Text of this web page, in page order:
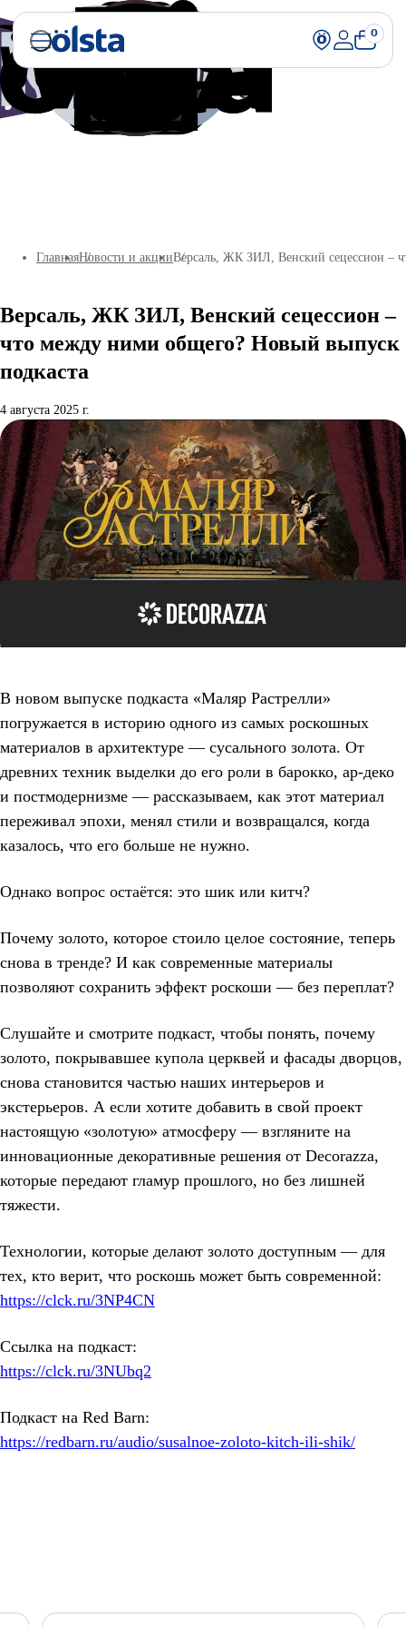
0
ГлавнаяНовости и акцииВерсаль, ЖК ЗИЛ, Венский сецессион –
4 августа 2025 г.
Версаль, ЖК ЗИЛ, Венский сецессион –
что между ними общего? Новый выпуск
подкаста
В новом выпуске подкаста «Маляр Растрелли»
погружается в историю одного из самых роскошных
материалов в архитектуре — сусального золота. От
древних техник выделки до его роли в барокко, ар-деко
и постмодернизме — рассказываем, как этот материал
переживал эпохи, менял стили и возвращался, когда
казалось, что его больше не нужно.
Однако вопрос остаётся: это шик или китч?
Почему золото, которое стоило целое состояние, теперь
снова в тренде? И как современные материалы
позволяют сохранить эффект роскоши — без переплат?
Слушайте и смотрите подкаст, чтобы понять, почему
золото, покрывавшее купола церквей и фасады дворцов,
снова становится частью наших интерьеров и
экстерьеров. А если хотите добавить в свой проект
настоящую «золотую» атмосферу — взгляните на
инновационные декоративные решения от Decorazza,
которые передают гламур прошлого, но без лишней
тяжести.
Технологии, которые делают золото доступным — для
тех, кто верит, что роскошь может быть современной:
https://clck.ru/3NP4CN
Ссылка на подкаст:
https://clck.ru/3NUbq2
Подкаст на Red Barn:
https://redbarn.ru/audio/susalnoe-zoloto-kitch-ili-shik/